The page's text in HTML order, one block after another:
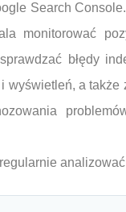
Search
monitorować
błędy
a